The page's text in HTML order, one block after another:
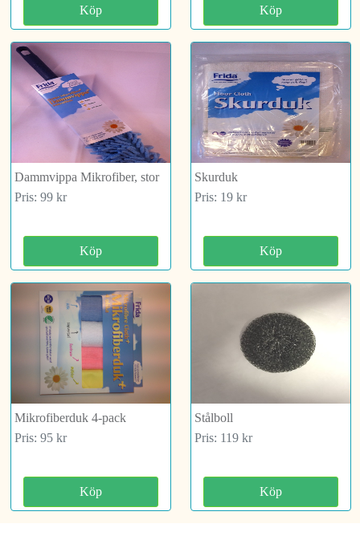
Köp Köp
Dammvippa Mikrofiber, stor
Pris: 99 kr
Köp
Skurduk
Pris: 19 kr
Köp
Mikrofiberduk 4-pack
Pris: 95 kr
Köp
Stålboll
Pris: 119 kr
Köp